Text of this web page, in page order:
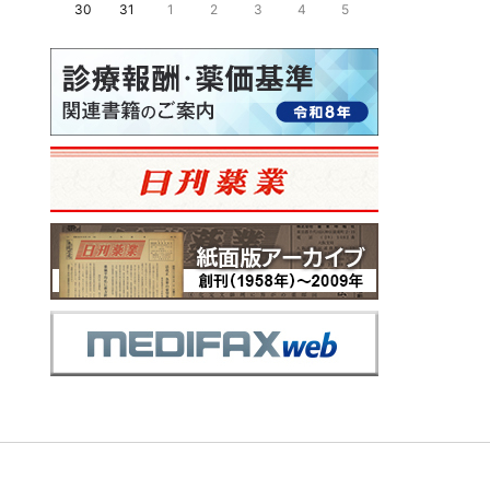
30
31 1 2 3 4 5